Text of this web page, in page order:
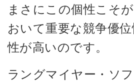
まさにこの個性こそ
おいて重要な競争優
性が高いのです。
ラングマイヤー・ソ